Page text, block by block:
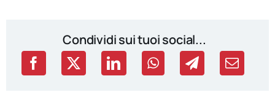
Condividi sui tuoi social...